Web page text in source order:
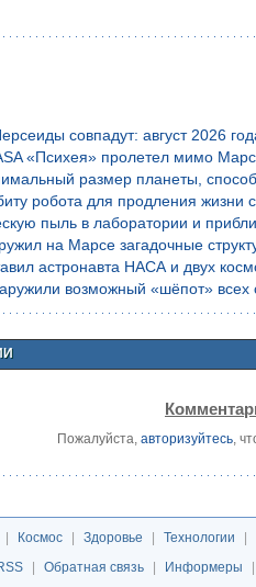
совпадут: август 2026
«Психея» пролетел мимо
размер планеты,
робота для продления жизни
пыль в лаборатории и
на Марсе загадочные
астронавта НАСА и двух
возможный «шёпот» всех
Пожалуйста, авторизуйтесь,
Космос Здоровье Технологии
Обратная связь Информеры